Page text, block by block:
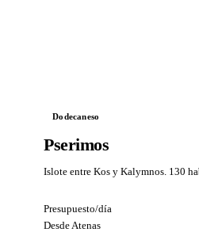
Dodecaneso
Pserimos
Islote entre Kos y Kalymnos. 130
Presupuesto/día
Desde Atenas